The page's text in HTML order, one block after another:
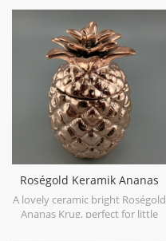
einige kleine Dinge oder
Schmuck zu sein, Sie können
Süßigkeiten und Kleinigkeiten
hier, für große Größe können Sie
Lebensmittel oder Früchte
setzen.
Roségold Keramik Ananas
Vorratsglas
A lovely ceramic bright Roségold
Ananas Krug, perfect for little